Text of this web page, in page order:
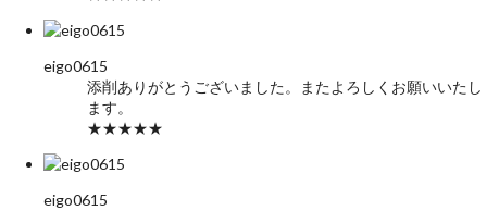
eigo0615
添削ありがとうございました。またよろしくお願いいたし
ます。
★★★★★
eigo0615